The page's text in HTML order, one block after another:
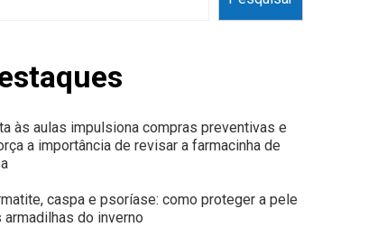
às aulas impulsiona compras preventivas e
a importância de revisar a farmacinha de
caspa e psoríase: como proteger a pele
armadilhas do inverno